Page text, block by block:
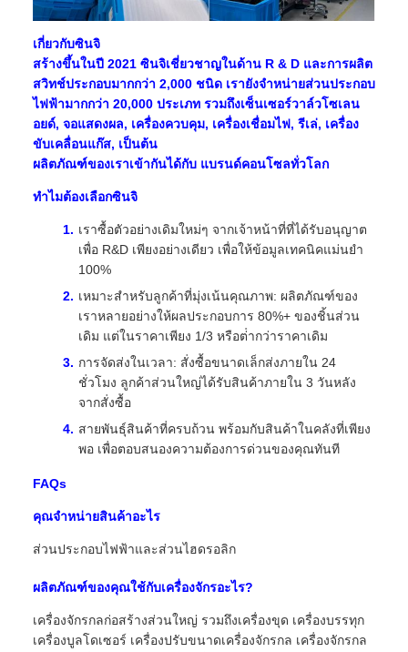
เกี่ยวกับซินจิ
สร้างขึ้นในปี 2021 ซินจิเชี่ยวชาญในด้าน R & D และการผลิต
สวิทช์ประกอบมากกว่า 2,000 ชนิด เรายังจําหน่ายส่วนประกอบ
ไฟฟ้ามากกว่า 20,000 ประเภท รวมถึงเซ็นเซอร์วาล์วโซเลน
อยด์, จอแสดงผล, เครื่องควบคุม, เครื่องเชื่อมไฟ, รีเล่, เครื่อง
ขับเคลื่อนแก๊ส, เป็นต้น
ผลิตภัณฑ์ของเราเข้ากันได้กับ แบรนด์คอนโซลทั่วโลก
ทําไมต้องเลือกซินจิ
เราซื้อตัวอย่างเดิมใหม่ๆ จากเจ้าหน้าที่ที่ได้รับอนุญาต
เพื่อ R&D เพียงอย่างเดียว เพื่อให้ข้อมูลเทคนิคแม่นยํา
100%
เหมาะสําหรับลูกค้าที่มุ่งเน้นคุณภาพ: ผลิตภัณฑ์ของ
เราหลายอย่างให้ผลประกอบการ 80%+ ของชิ้นส่วน
เดิม แต่ในราคาเพียง 1/3 หรือต่ํากว่าราคาเดิม
การจัดส่งในเวลา: สั่งซื้อขนาดเล็กส่งภายใน 24
ชั่วโมง ลูกค้าส่วนใหญ่ได้รับสินค้าภายใน 3 วันหลัง
จากสั่งซื้อ
สายพันธุ์สินค้าที่ครบถ้วน พร้อมกับสินค้าในคลังที่เพียง
พอ เพื่อตอบสนองความต้องการด่วนของคุณทันที
FAQs
คุณจําหน่ายสินค้าอะไร
ส่วนประกอบไฟฟ้าและส่วนไฮดรอลิก
ผลิตภัณฑ์ของคุณใช้กับเครื่องจักรอะไร?
เครื่องจักรกลก่อสร้างส่วนใหญ่ รวมถึงเครื่องขุด เครื่องบรรทุก
เครื่องบูลโดเซอร์ เครื่องปรับขนาดเครื่องจักรกล เครื่องจักรกล